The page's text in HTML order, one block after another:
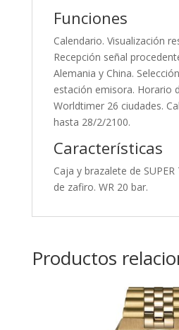
Funciones
Calendario. Visualización
Recepción señal
Alemania y China.
estación emisora. Horario
Worldtimer 26 ciudades.
hasta 28/2/2100.
Características
Caja y brazalete de
de zafiro. WR 20 bar.
Productos